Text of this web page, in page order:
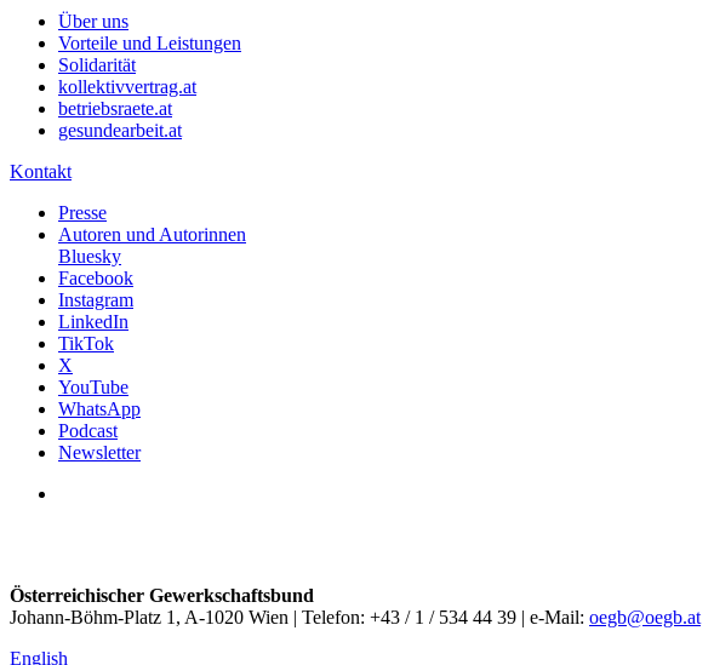
Über uns
Vorteile und Leistungen
Solidarität
kollektivvertrag.at
betriebsraete.at
gesundearbeit.at
Kontakt
Presse
Autoren und Autorinnen
Bluesky
Facebook
Instagram
LinkedIn
TikTok
X
YouTube
WhatsApp
Podcast
Newsletter
Österreichischer Gewerkschaftsbund
Johann-Böhm-Platz 1, A-1020 Wien | Telefon: +43 / 1 / 534 44 39 | e-Mail: oegb@oegb.at
English